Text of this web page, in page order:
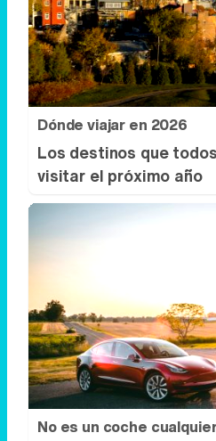
Dónde viajar en 2026
Los destinos que
visitar el próximo año
No es un coche